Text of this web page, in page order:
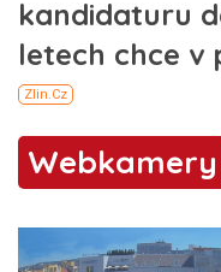
Webkamery